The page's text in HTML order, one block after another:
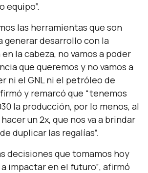
equipo”.
las herramientas que son
generar desarrollo con la
la cabeza, no vamos a poder
que queremos y no vamos a
ni el GNL ni el petróleo de
y remarcó que “tenemos
la producción, por lo menos, al
un 2x, que nos va a brindar
duplicar las regalías”.
decisiones que tomamos hoy
impactar en el futuro”, afirmó